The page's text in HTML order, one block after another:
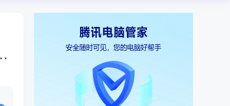
线看美加墨世界杯App推荐）